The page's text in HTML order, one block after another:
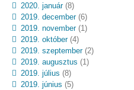
2020. január(8)
2019. december(6)
2019. november(1)
2019. október(4)
2019. szeptember(2)
2019. augusztus (1)
2019. július (8)
2019. június (5)